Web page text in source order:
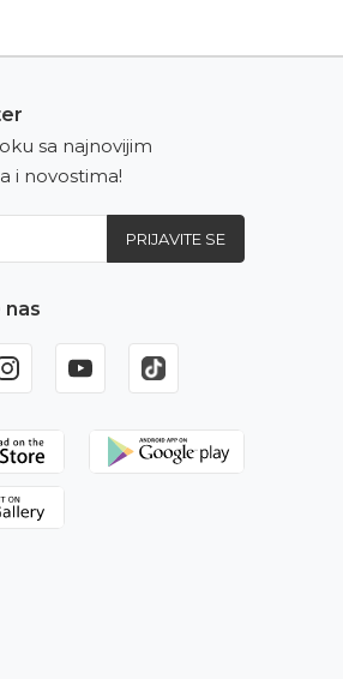
sa najnovijim
i novostima!
PRIJAVITE SE